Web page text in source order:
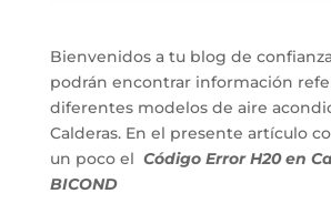
Bienvenidos a tu blog de
podrán encontrar información
diferentes modelos de aire
Calderas. En el presente artículo
un poco el Código Error H20 en
BICOND